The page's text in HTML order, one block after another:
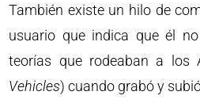
También existe un hilo de
usuario que indica que él
teorías que rodeaban a los
Vehicles) cuando grabó y